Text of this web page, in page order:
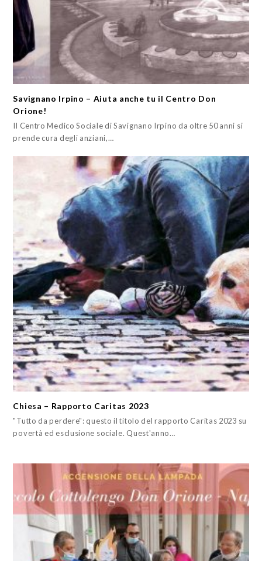
Savignano Irpino – Aiuta anche tu il Centro Don
Orione!
Il Centro Medico Sociale di Savignano Irpino da oltre 50 anni si
prende cura degli anziani,…
Chiesa – Rapporto Caritas 2023
"Tutto da perdere": questo il titolo del rapporto Caritas 2023 su
povertà ed esclusione sociale. Quest'anno…